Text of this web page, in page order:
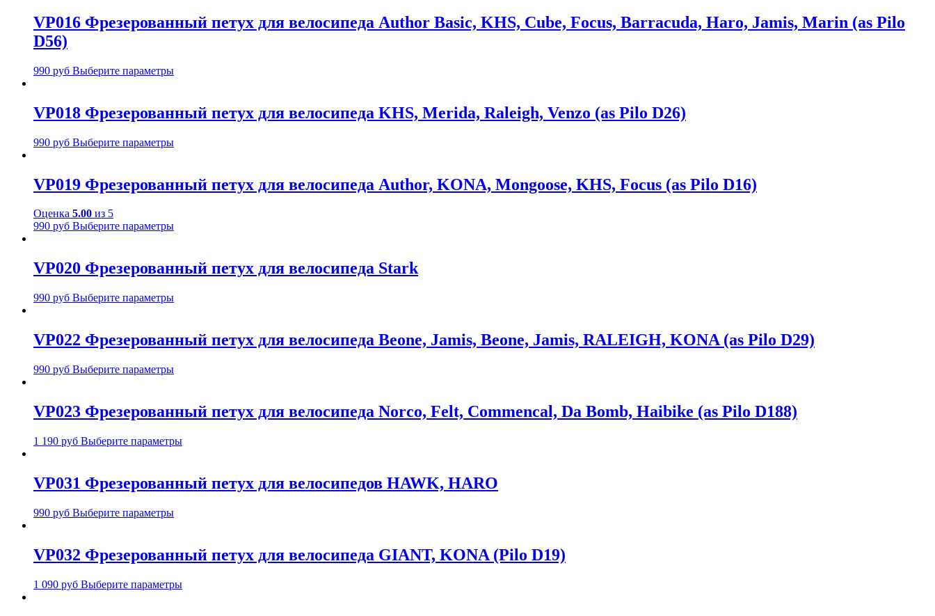
VP016 Фрезерованный петух для велосипеда Author Basic, KHS, Cube, Focus, Barracuda, Haro, Jamis, Marin (as Pilo
D56)
990 руб Выберите параметры
VP018 Фрезерованный петух для велосипеда KHS, Merida, Raleigh, Venzo (as Pilo D26)
990 руб Выберите параметры
VP019 Фрезерованный петух для велосипеда Author, KONA, Mongoose, KHS, Focus (as Pilo D16)
Оценка 5.00 из 5
990 руб Выберите параметры
VP020 Фрезерованный петух для велосипеда Stark
990 руб Выберите параметры
VP022 Фрезерованный петух для велосипеда Beone, Jamis, Beone, Jamis, RALEIGH, KONA (as Pilo D29)
990 руб Выберите параметры
VP023 Фрезерованный петух для велосипеда Norco, Felt, Commencal, Da Bomb, Haibike (as Pilo D188)
1 190 руб Выберите параметры
VP031 Фрезерованный петух для велосипедов HAWK, HARO
990 руб Выберите параметры
VP032 Фрезерованный петух для велосипеда GIANT, KONA (Pilo D19)
1 090 руб Выберите параметры